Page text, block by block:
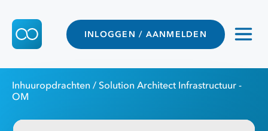
INLOGGEN / AANMELDEN
Inhuuropdrachten / Solution Architect Infrastructuur -
OM